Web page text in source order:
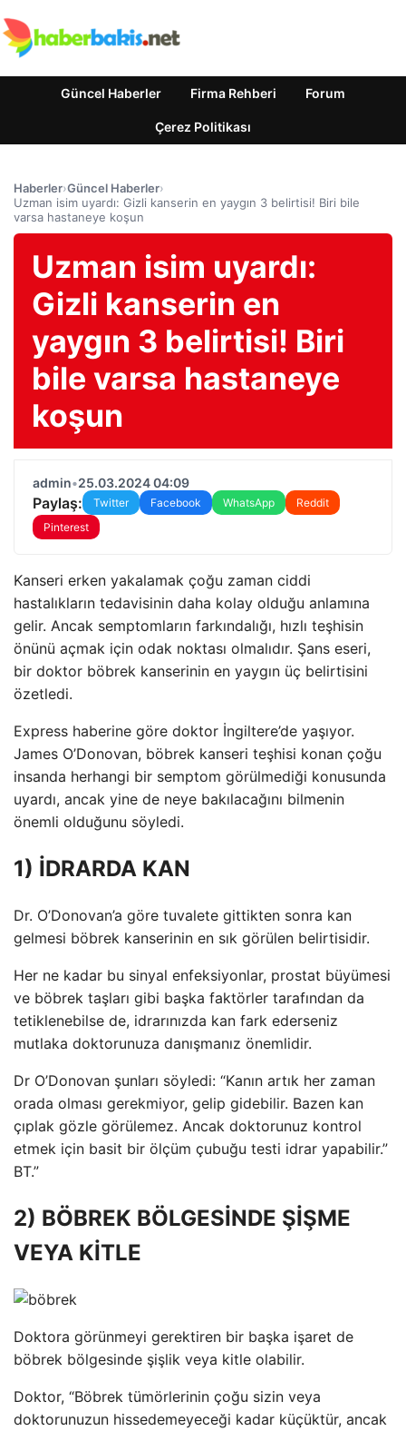
Güncel Haberler Firma Rehberi Forum
Çerez Politikası
Haberler›Güncel Haberler›
Uzman isim uyardı: Gizli kanserin en yaygın 3 belirtisi! Biri bile
varsa hastaneye koşun
Uzman isim uyardı:
Gizli kanserin en
yaygın 3 belirtisi! Biri
bile varsa hastaneye
koşun
admin•25.03.2024 04:09
Paylaş: Twitter Facebook WhatsApp
Reddit
Pinterest
Kanseri erken yakalamak çoğu zaman ciddi
hastalıkların tedavisinin daha kolay olduğu anlamına
gelir. Ancak semptomların farkındalığı, hızlı teşhisin
önünü açmak için odak noktası olmalıdır. Şans eseri,
bir doktor böbrek kanserinin en yaygın üç belirtisini
özetledi.
Express haberine göre doktor İngiltere’de yaşıyor.
James O’Donovan, böbrek kanseri teşhisi konan çoğu
insanda herhangi bir semptom görülmediği konusunda
uyardı, ancak yine de neye bakılacağını bilmenin
önemli olduğunu söyledi.
1) İDRARDA KAN
Dr. O’Donovan’a göre tuvalete gittikten sonra kan
gelmesi böbrek kanserinin en sık görülen belirtisidir.
Her ne kadar bu sinyal enfeksiyonlar, prostat büyümesi
ve böbrek taşları gibi başka faktörler tarafından da
tetiklenebilse de, idrarınızda kan fark ederseniz
mutlaka doktorunuza danışmanız önemlidir.
Dr O’Donovan şunları söyledi: “Kanın artık her zaman
orada olması gerekmiyor, gelip gidebilir. Bazen kan
çıplak gözle görülemez. Ancak doktorunuz kontrol
etmek için basit bir ölçüm çubuğu testi idrar yapabilir.”
BT.”
2) BÖBREK BÖLGESİNDE ŞİŞME
VEYA KİTLE
Doktora görünmeyi gerektiren bir başka işaret de
böbrek bölgesinde şişlik veya kitle olabilir.
Doktor, “Böbrek tümörlerinin çoğu sizin veya
doktorunuzun hissedemeyeceği kadar küçüktür, ancak